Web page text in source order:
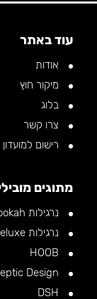
עוד באתר
אודות
מיקור חוץ
בלוג
צרו קשר
רישום
מתוגים
נרגילות Alpha Hookah
נרגילות Amy Deluxe